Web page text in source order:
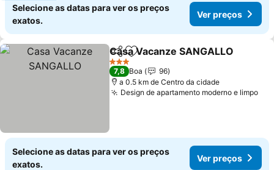
Selecione as datas para ver os preços
exatos.
Ver preços
PartilharAdicionar aos favoritos
Casa Vacanze SANGALLO
3 Estrelas
7,8 Boa
96
a 0.5 km de Centro da cidade
Design de apartamento moderno e limpo
Selecione as datas para ver os preços
exatos.
Ver preços